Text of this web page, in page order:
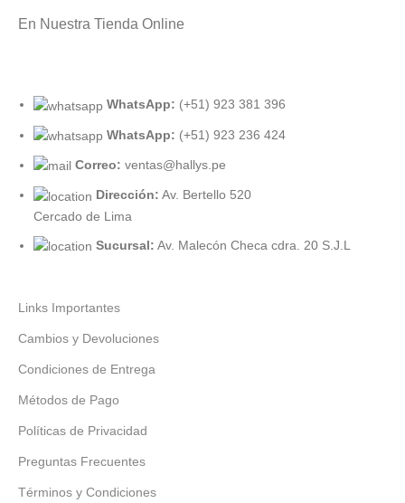
En Nuestra Tienda Online
WhatsApp: (+51) 923 381 396
WhatsApp: (+51) 923 236 424
Correo: ventas@hallys.pe
Dirección: Av. Bertello 520
Cercado de Lima
Sucursal: Av. Malecón Checa cdra. 20 S.J.L
Links Importantes
Cambios y Devoluciones
Condiciones de Entrega
Métodos de Pago
Políticas de Privacidad
Preguntas Frecuentes
Términos y Condiciones